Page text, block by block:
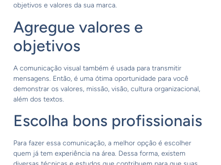
objetivos e valores da sua marca.
Agregue valores e
objetivos
A comunicação visual também é usada para transmitir
mensagens. Então, é uma ótima oportunidade para você
demonstrar os valores, missão, visão, cultura organizacional,
além dos textos.
Escolha bons profissionais
Para fazer essa comunicação, a melhor opção é escolher
quem já tem experiência na área. Dessa forma, existem